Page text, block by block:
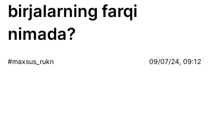
birjalarning farqi
nimada?
#maxsus_rukn 09/07/24, 09:12